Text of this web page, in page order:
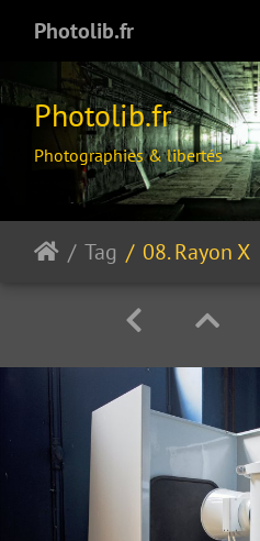
Photolib.fr
Photolib.fr
Photographies & libertés
Tag 08. Rayon X